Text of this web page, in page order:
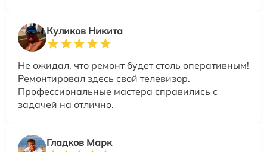
Куликов Никита
Не ожидал, что ремонт будет столь оперативным!
Ремонтировал здесь свой телевизор.
Профессиональные мастера справились с
задачей на отлично.
Гладков Марк